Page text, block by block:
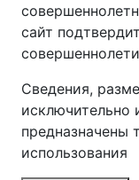
сайт
Сведения,
исключительно
предназначены
использования